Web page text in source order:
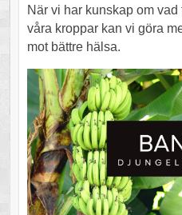
När vi har kunskap om
våra kroppar kan vi göra
mot bättre hälsa.